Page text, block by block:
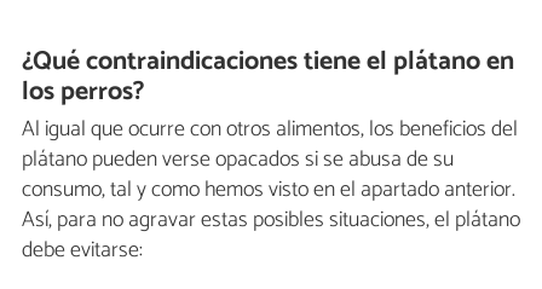
¿Qué contraindicaciones tiene el plátano en
los perros?
Al igual que ocurre con otros alimentos, los beneficios del
plátano pueden verse opacados si se abusa de su
consumo, tal y como hemos visto en el apartado anterior.
Así, para no agravar estas posibles situaciones, el plátano
debe evitarse: